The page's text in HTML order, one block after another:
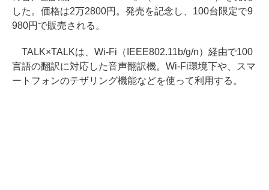
した。価格は2万2800円。発売を記念し、100台限定で9
980円で販売される。
TALK×TALKは、Wi-Fi（IEEE802.11b/g/n）経由で100
言語の翻訳に対応した音声翻訳機。Wi-Fi環境下や、スマ
ートフォンのテザリング機能などを使って利用する。